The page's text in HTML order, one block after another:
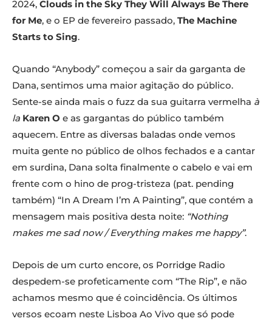
Foto: Emanuel Canoilas
2024, Clouds in the Sky They Will Always Be There
for Me, e o EP de fevereiro passado, The Machine
Starts to Sing.
Quando “Anybody” começou a sair da garganta de
Dana, sentimos uma maior agitação do público.
Sente-se ainda mais o fuzz da sua guitarra vermelha à
la Karen O e as gargantas do público também
aquecem. Entre as diversas baladas onde vemos
muita gente no público de olhos fechados e a cantar
em surdina, Dana solta finalmente o cabelo e vai em
frente com o hino de prog-tristeza (pat. pending
também) “In A Dream I’m A Painting”, que contém a
mensagem mais positiva desta noite: “Nothing
makes me sad now / Everything makes me happy”.
Depois de um curto encore, os Porridge Radio
despedem-se profeticamente com “The Rip”, e não
achamos mesmo que é coincidência. Os últimos
versos ecoam neste Lisboa Ao Vivo que só pode